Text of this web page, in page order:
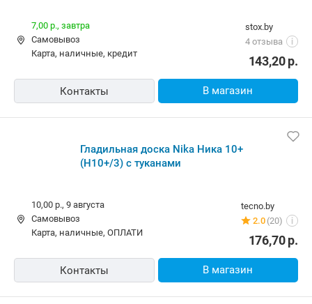
stox.by
4 отзыва
i
7,00 р., завтра
Самовывоз
карта, наличные, кредит
143,20р.
Контакты В магазин
Гладильная доска Nika Ника 10+
(Н10+/3) с туканами
tecno.by
2.0 (20) i
10,00 р., 9 августа
Самовывоз
карта, наличные, ОПЛАТИ
176,70р.
Контакты В магазин